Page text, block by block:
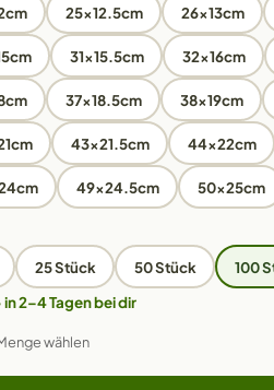
25x12.5cm 26x13cm
31x15.5cm 32x16cm
37x18.5cm 38x19cm
43x21.5cm 44x22cm
49x24.5cm 50x25cm
25 Stück 50 Stück
100
2–4 Tagen bei dir
wählen